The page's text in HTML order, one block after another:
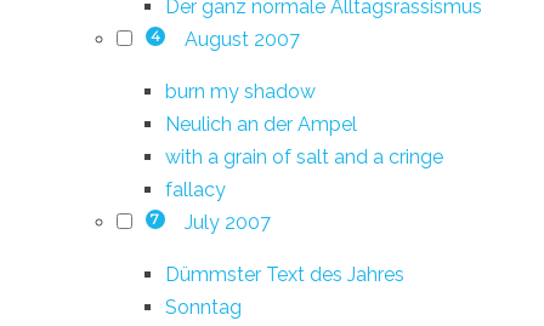
Der ganz normale Alltagsrassismus
4 August 2007
burn my shadow
Neulich an der Ampel
with a grain of salt and a cringe
fallacy
7 July 2007
Dümmster Text des Jahres
Sonntag